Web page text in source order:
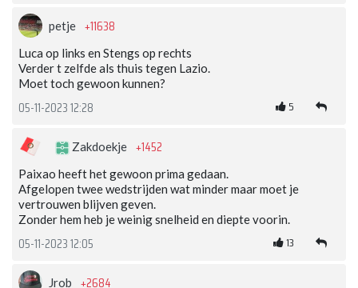
petje +11638
Luca op links en Stengs op rechts
Verder t zelfde als thuis tegen Lazio.
Moet toch gewoon kunnen?
05-11-2023 12:28 5
Zakdoekje +1452
Paixao heeft het gewoon prima gedaan.
Afgelopen twee wedstrijden wat minder maar moet je
vertrouwen blijven geven.
Zonder hem heb je weinig snelheid en diepte voorin.
05-11-2023 12:05 13
Jrob +2684